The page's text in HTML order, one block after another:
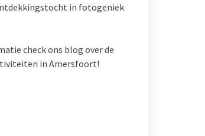
in fotogeniek
check ons blog over de
in Amersfoort!